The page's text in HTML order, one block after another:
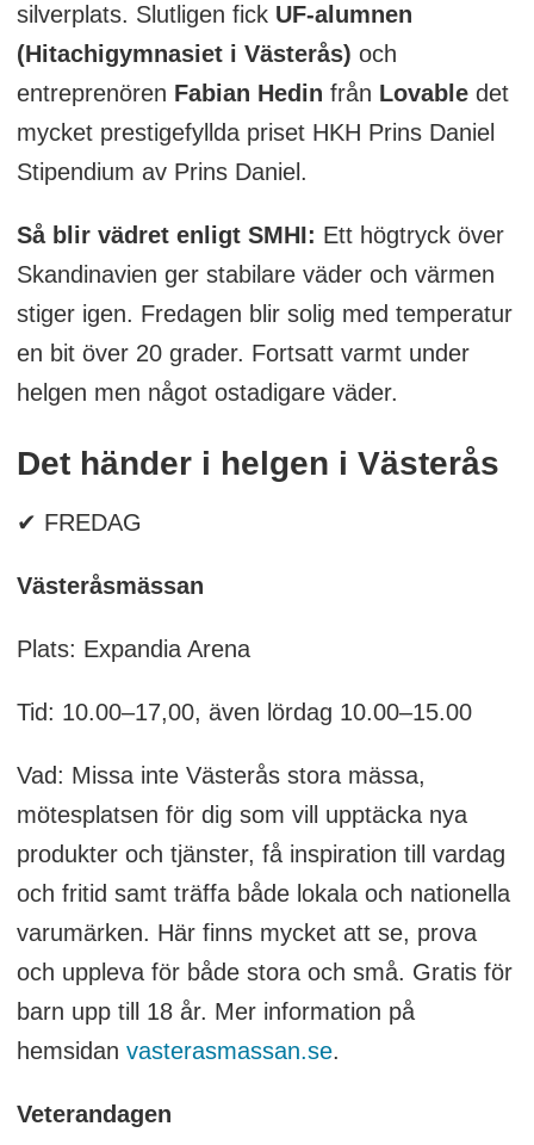
silverplats. Slutligen fick UF-alumnen
(Hitachigymnasiet i Västerås) och
entreprenören Fabian Hedin från Lovabledet
mycket prestigefyllda priset HKH Prins Daniel
Stipendium av Prins Daniel.
Så blir vädret enligt SMHI: Ett högtryck över
Skandinavien ger stabilare väder och värmen
stiger igen. Fredagen blir solig med temperatur
en bit över 20 grader. Fortsatt varmt under
helgen men något ostadigare väder.
Det händer i helgen i Västerås
✔ FREDAG
Västeråsmässan
Plats: Expandia Arena
Tid: 10.00–17,00, även lördag 10.00–15.00
Vad: Missa inte Västerås stora mässa,
mötesplatsen för dig som vill upptäcka nya
produkter och tjänster, få inspiration till vardag
och fritid samt träffa både lokala och nationella
varumärken. Här finns mycket att se, prova
och uppleva för både stora och små. Gratis för
barn upp till 18 år. Mer information på
hemsidan vasterasmassan.se.
Veterandagen